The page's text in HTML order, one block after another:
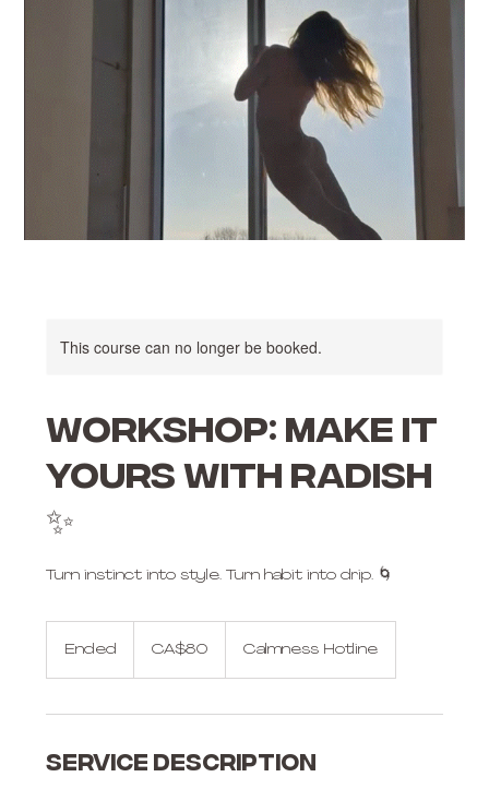
This course can no longer be booked.
WORKSHOP: Make it
yours with Radish
✨
Turn instinct into style. Turn habit into drip. 🌀
Ended
e
Canadian
dollarsCA$80 Calmness Hotline
Service Description